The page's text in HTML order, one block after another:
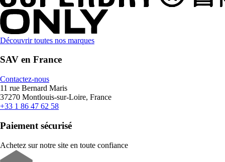
Découvrir toutes nos marques
SAV en France
Contactez-nous
11 rue Bernard Maris
37270 Montlouis-sur-Loire, France
+33 1 86 47 62 58
Paiement sécurisé
Achetez sur notre site en toute confiance